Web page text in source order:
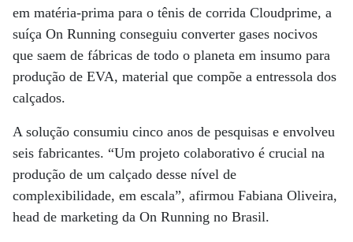
em matéria-prima para o tênis de corrida Cloudprime, a
suíça On Running conseguiu converter gases nocivos
que saem de fábricas de todo o planeta em insumo para
produção de EVA, material que compõe a entressola dos
calçados.
A solução consumiu cinco anos de pesquisas e envolveu
seis fabricantes. “Um projeto colaborativo é crucial na
produção de um calçado desse nível de
complexibilidade, em escala”, afirmou Fabiana Oliveira,
head de marketing da On Running no Brasil.